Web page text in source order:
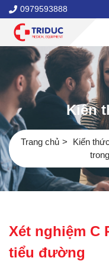
0979593888
Kiến
Trang chủ Kiến
Xét nghiệm C
tiểu đường